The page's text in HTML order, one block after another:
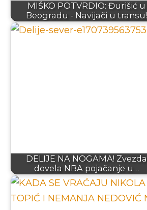
MIŠKO POTVRDIO: Đurišić u
Beogradu - Navijači u transu!
DELIJE NA NOGAMA! Zvezda
dovela NBA pojačanje u…